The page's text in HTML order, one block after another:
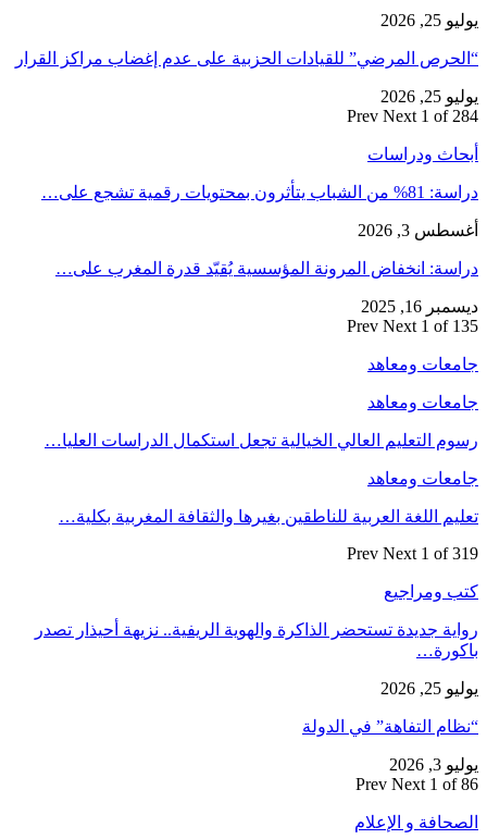
يوليو 25, 2026
“الحرص المرضي” للقيادات الحزبية على عدم إغضاب مراكز القرار
يوليو 25, 2026
Prev Next 1 of 284
أبحاث ودراسات
دراسة: 81% من الشباب يتأثرون بمحتويات رقمية تشجع على…
أغسطس 3, 2026
دراسة: انخفاض المرونة المؤسسية يُقيّد قدرة المغرب على…
ديسمبر 16, 2025
Prev Next 1 of 135
جامعات ومعاهد
جامعات ومعاهد
رسوم التعليم العالي الخيالية تجعل استكمال الدراسات العليا…
جامعات ومعاهد
تعليم اللغة العربية للناطقين بغيرها والثقافة المغربية بكلية…
Prev Next 1 of 319
كتب ومراجيع
رواية جديدة تستحضر الذاكرة والهوية الريفية.. نزيهة أحيذار تصدر
باكورة…
يوليو 25, 2026
“نظام التفاهة” في الدولة
يوليو 3, 2026
Prev Next 1 of 86
الصحافة و الإعلام